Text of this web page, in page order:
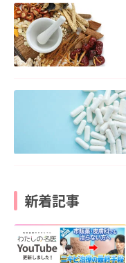
新着記事